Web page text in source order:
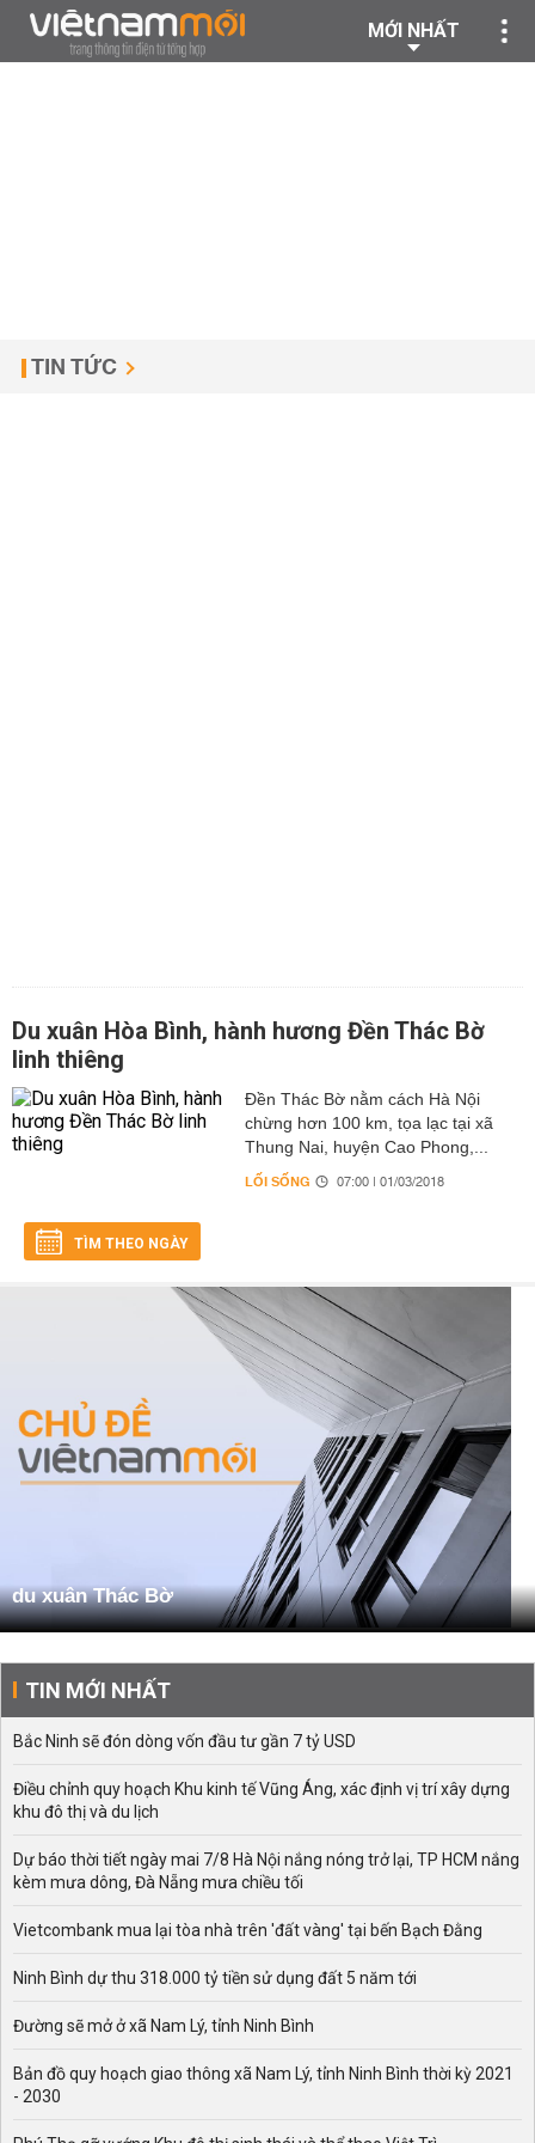
MỚI NHẤT
TIN TỨC
Du xuân Hòa Bình, hành hương Đền Thác Bờ
linh thiêng
Đền Thác Bờ nằm cách Hà Nội
chừng hơn 100 km, tọa lạc tại xã
Thung Nai, huyện Cao Phong,...
LỐI SỐNG 07:00 | 01/03/2018
TÌM THEO NGÀY
du xuân Thác Bờ
TIN MỚI NHẤT
Bắc Ninh sẽ đón dòng vốn đầu tư gần 7 tỷ USD
Điều chỉnh quy hoạch Khu kinh tế Vũng Áng, xác định vị trí xây dựng
khu đô thị và du lịch
Dự báo thời tiết ngày mai 7/8 Hà Nội nắng nóng trở lại, TP HCM nắng
kèm mưa dông, Đà Nẵng mưa chiều tối
Vietcombank mua lại tòa nhà trên 'đất vàng' tại bến Bạch Đằng
Ninh Bình dự thu 318.000 tỷ tiền sử dụng đất 5 năm tới
Đường sẽ mở ở xã Nam Lý, tỉnh Ninh Bình
Bản đồ quy hoạch giao thông xã Nam Lý, tỉnh Ninh Bình thời kỳ 2021
- 2030